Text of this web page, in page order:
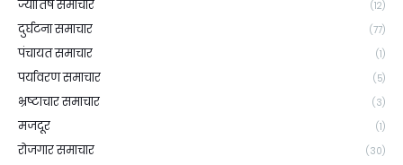
ज्योतिष समाचार (12)
दुर्घटना समाचार (77)
पंचायत समाचार (1)
पर्यावरण समाचार (5)
भ्रष्टाचार समाचार (3)
मजदूर (1)
रोजगार समाचार (30)